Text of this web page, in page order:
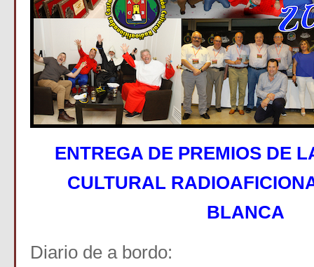
ENTREGA DE PREMIOS DE
CULTURAL
BLANCA
Diario de a bordo: